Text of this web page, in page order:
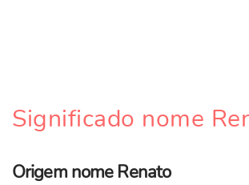
Significado nome
Origem nome Renato